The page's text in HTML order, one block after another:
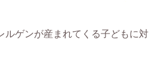
ルゲンが産まれてくる子どもに対